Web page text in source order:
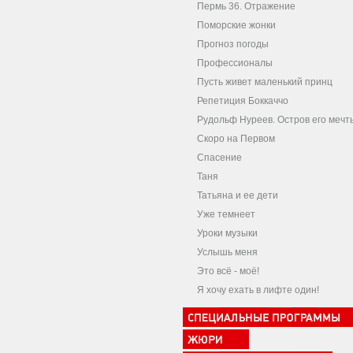
Пермь 36. Отражение
Поморские жонки
Прогноз погоды
Профессионалы
Пусть живет маленький принц
Репетиция Боккаччо
Рудольф Нуреев. Остров его
Скоро на Первом
Спасение
Таня
Татьяна и ее дети
Уже темнеет
Уроки музыки
Услышь меня
Это всё - моё!
Я хочу ехать в лифте один!